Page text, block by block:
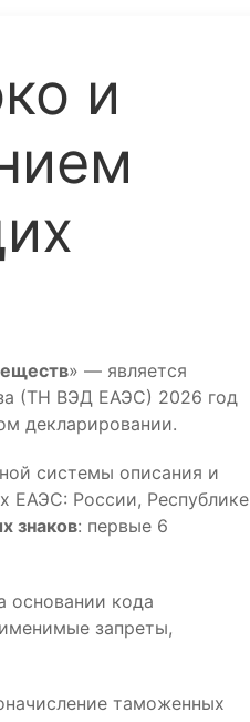
и
» — является
(ТН ВЭД ЕАЭС) 2026 год
декларировании.
системы описания и
ЕАЭС: России, Республике
знаков: первые 6
основании кода
запреты,
таможенных